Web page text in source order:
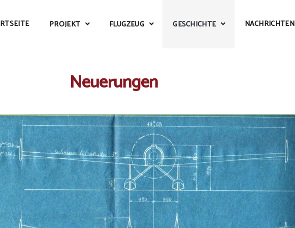
PROJEKT FLUGZEUG GESCHICHTE NACHRICHTEN
Neuerungen